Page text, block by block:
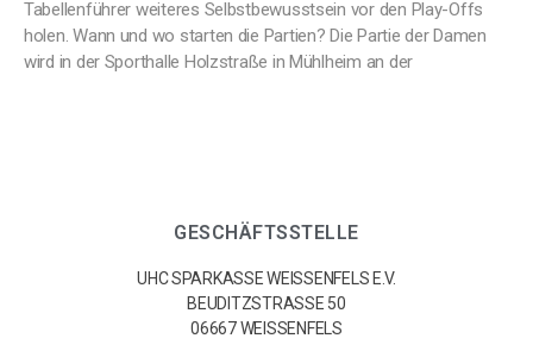
Tabellenführer weiteres Selbstbewusstsein vor den Play-Offs
holen. Wann und wo starten die Partien? Die Partie der Damen
wird in der Sporthalle Holzstraße in Mühlheim an der
GESCHÄFTSSTELLE
UHC SPARKASSE WEISSENFELS E.V.
BEUDITZSTRASSE 50
06667 WEISSENFELS